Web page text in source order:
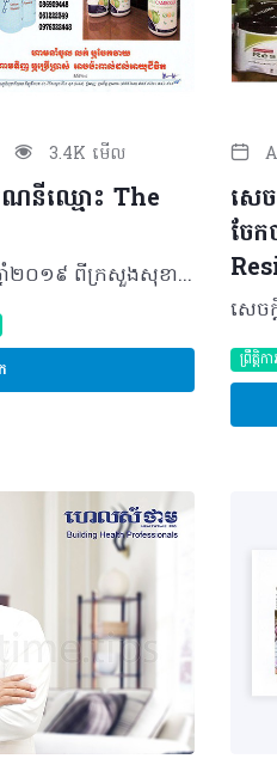
3.4K មើល
គណនីឈ្មោះ The
សេចក្តីជូនដំណឹងថ្ងៃទី ១៥ ខែកុម្ភៈ ឆ្នាំ២០១៩ ពីក្រសួងសុខាភិបាលនៃព្រះរាជាណាចក្រកម្ពុជា សូមជម្រាបជូនដល់សាធារណជនទាំងអស់ឲ្យបានជ្រាបថា៖ យោងតាមការពិនិត្យឃើញលើបណ្តាញសង្គមហ្វេសប៊ុករៀងរាល់ថ្ងៃមានគណនីមួយឈ្មោះ The Nation Care កំពុងផ្សព្វផ្សាយលក់ឱសថ និងឱសថបំប៉នសុខភាពចំនួន៧មុខ ដែលមានឈ្មោះដូចខាងក្រោម៖ ១-WeightUp៖ បាយបាន សម្រានលក់ឡើងគីឡូ ២-Gaint Plus៖ វីតាមីនជំនួយឲ្យធាត់ឡើងគីឡូ ៣-Osteo Plus៖ វីតាមីនជំនួយឆ្អឹងពន្លូតកម្ពស់ ៤-Garcinia Cambogia៖ វីតាមីនសម្រកទម្ងន់ ៥-Anti Ulcere៖ ថ្នាំព្យាបាលរោគក្រពះពោះវៀន ៦-TEA NATURAL៖ តែធម្មជាតិសម្រកទម្ងន់ ៧-Milk Thistle Extract៖ វីតាមីនជំនួយសុខភាពថ្លើម។ ឱសថ និងឱសថបំប៉នសុខភាពចំនួន៧មុខខាងលើនេះ គ្មានបញ្ជិកា គ្មានការត្រួតពិនិត្យគុណភាព និងគ្មានការអនុញ្ញាតនាំចូល និងផ្សព្វផ្សាយពីក្រសួងសុខាភិបាល។ ដើម្បីចៀសវាងការខាតបង់ប្រាក់កាស និងប៉ះពាល់ដល់សុខភាព ឬអាចឈានដល់ការបាត់បង់អាយុជីវិតរបស់អ្នកប្រើប្រាស់ទៀតនោះ ក្រសួងសុខាភិបាលសូមជូនដំណឹងដល់បងប្អូនប្រជាពលរដ្ឋដែលបានប្រើប្រាស់ឱសថ និងឱសថបំប៉នសុខភាពខាងលើនេះត្រូវបញ្ឈប់ការប្រើប្រាស់ជាបន្ទាន់។ ក្នុងករណីបងប្អូនប្រជាពលរដ្ឋបានជួបប្រទះឃើញជនណាកំពុងលក់ ចែកចាយឱសថ និងឱសថបំប៉នសុខភាពខាងលើនេះ សូមបងប្អូនប្រញាប់ផ្តល់ព័ត៌មានឬត្រូវការព័ត៌មានបន្ថែមពីនាយកដ្ឋានឱសថ ចំណីអាហារ បរិក្ខារពេទ្យ និងគ្រឿងសម្អាង សូមទំនាក់ទំនងតាមរយៈលេខទូរស័ព្ទ៖ ០១១ ៥៧៤ ៧៨៧, ០៩២ ៣៥៩ ៣៩៩, ០១២ ៩៨៣ ៣៣៤, ០១៧ ៦០៦ ៦៧០,០១២ ៨៩២ ០២២។ ©2019 រក្សាសិទ្ធិគ្រប់យ៉ាង​ដោយ Healthtime Corporation ចំពោះគ្រប់អត្ថបទដោយគ្មានផ្នែកណាមួយត្រូវបោះពុម្ពផ្សាយចូល ប្រព័ន្ធអុីនធឺណែតឧបករណ៍អេឡិចត្រូនិកអាត់ជាសំឡេងឬថតចំលងគ្រប់រូបភាពដោយគ្មានការអនុញ្ញាតឡើយ
សេ
ចែ
ព្រឹត្តិ